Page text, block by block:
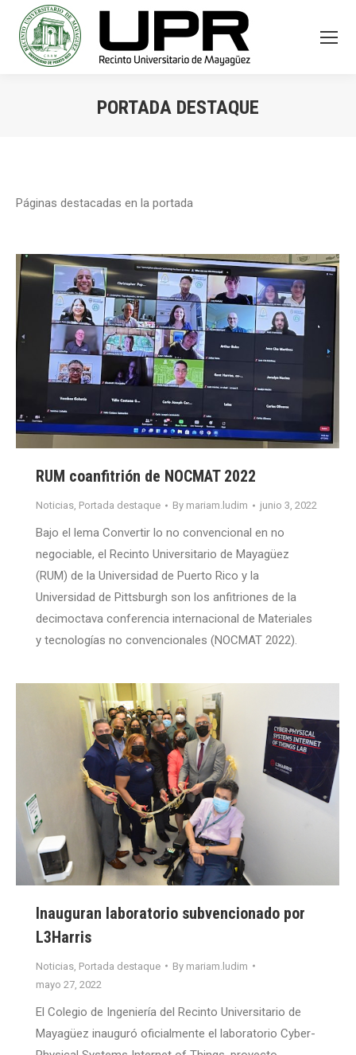
PORTADA DESTAQUE
Páginas destacadas en la portada
RUM coanfitrión de NOCMAT 2022
Noticias, Portada destaque By mariam.ludim junio 3, 2022
Bajo el lema Convertir lo no convencional en no
negociable, el Recinto Universitario de Mayagüez
(RUM) de la Universidad de Puerto Rico y la
Universidad de Pittsburgh son los anfitriones de la
decimoctava conferencia internacional de Materiales
y tecnologías no convencionales (NOCMAT 2022).
Inauguran laboratorio subvencionado por
L3Harris
Noticias Portada destaque By mariam.ludim
mayo 27, 2022
El Colegio de Ingeniería del Recinto Universitario de
Mayagüez inauguró oficialmente el laboratorio Cyber-